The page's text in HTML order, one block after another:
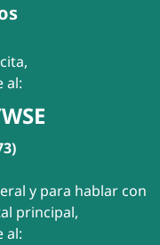
al:
y para hablar con
principal,
al: